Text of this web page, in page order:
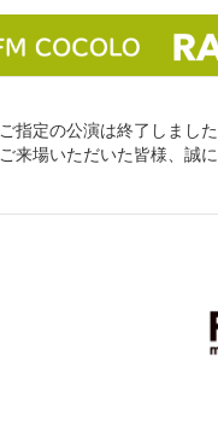
ご指定の公演は終了しました
ご来場いただいた皆様、誠